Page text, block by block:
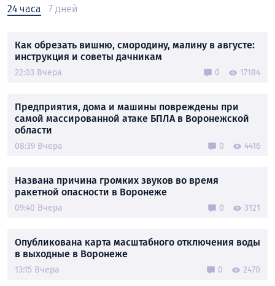
24 часа 7 дней
Как обрезать вишню, смородину, малину в августе:
инструкция и советы дачникам
22:03 Вчера 0 17184
Предприятия, дома и машины повреждены при
самой массированной атаке БПЛА в Воронежской
области
08:39 Вчера 0 4416
Названа причина громких звуков во время
ракетной опасности в Воронеже
09:40 Вчера 0 3121
Опубликована карта масштабного отключения воды
в выходные в Воронеже
13:15 Вчера 0 2470